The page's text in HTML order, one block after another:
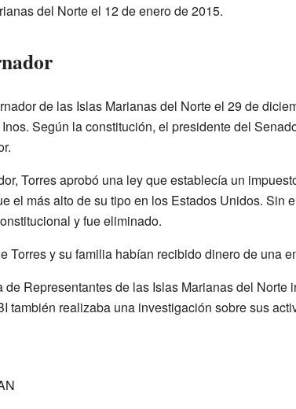
del Norte el 12 de enero de 2015.
de las Islas Marianas del Norte el 29 de
Según la constitución, el presidente del
Torres aprobó una ley que establecía un
el más alto de su tipo en los Estados Unidos. Sin
y fue eliminado.
Torres y su familia habían recibido dinero de una
Representantes de las Islas Marianas del Norte
también realizaba una investigación sobre sus